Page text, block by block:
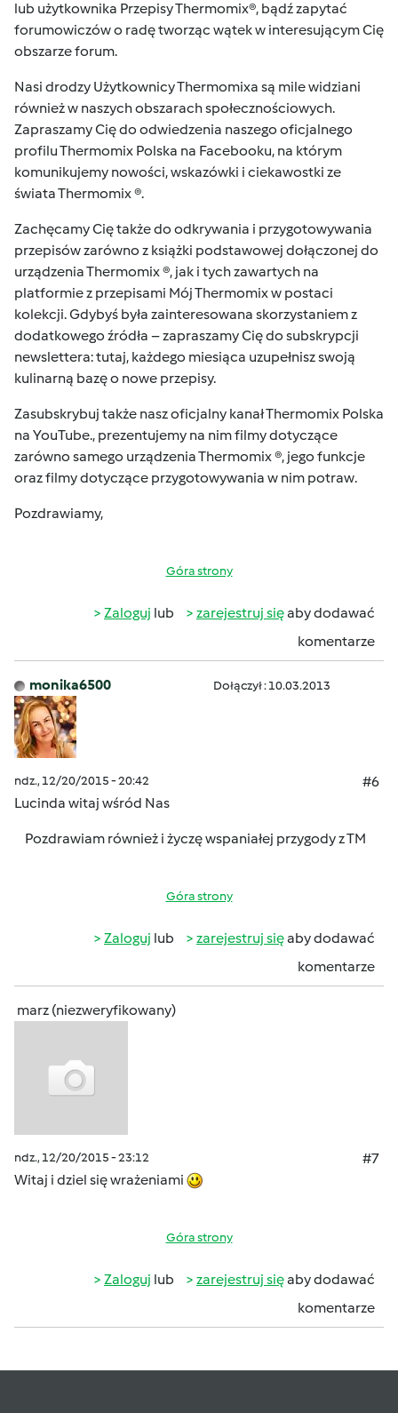
lub użytkownika Przepisy Thermomix®, bądź zapytać
forumowiczów o radę tworząc wątek w interesującym Cię
obszarze forum.
Nasi drodzy Użytkownicy Thermomixa są mile widziani
również w naszych obszarach społecznościowych.
Zapraszamy Cię do odwiedzenia naszego oficjalnego
profiluThermomix Polska na Facebooku, na którym
komunikujemy nowości, wskazówki i ciekawostki ze
świata Thermomix ®.
Zachęcamy Cię także do odkrywania i przygotowywania
przepisów zarówno z książki podstawowej dołączonej do
urządzenia Thermomix ®, jak i tych zawartych na
platformie z przepisami Mój Thermomixw postaci
kolekcji. Gdybyś była zainteresowana skorzystaniem z
dodatkowego źródła – zapraszamy Cię do subskrypcji
newslettera:tutaj, każdego miesiąca uzupełnisz swoją
kulinarną bazę o nowe przepisy.
Zasubskrybuj także nasz oficjalny kanałThermomix Polska
na YouTube., prezentujemy na nim filmy dotyczące
zarówno samego urządzenia Thermomix ®, jego funkcje
oraz filmy dotyczące przygotowywania w nim potraw.
Pozdrawiamy,
Góra strony
Zaloguj lub zarejestruj sięaby dodawać
komentarze
monika6500 Dołączył : 10.03.2013
ndz., 12/20/2015 - 20:42
#6
Lucinda witaj wśród Nas
Pozdrawiam również i życzę wspaniałej przygody z TM
Góra strony
Zaloguj lub zarejestruj sięaby dodawać
komentarze
marz (niezweryfikowany)
ndz., 12/20/2015 - 23:12
#7
Witaj i dziel się wrażeniami
Góra strony
Zaloguj lub zarejestruj sięaby dodawać
komentarze